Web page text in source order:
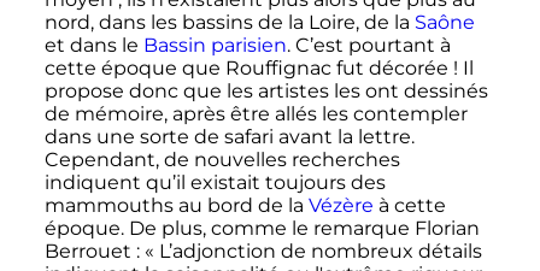
nord, dans les bassins de la Loire, de la Saône
et dans le Bassin parisien. C’est pourtant à
cette époque que Rouffignac fut décorée ! Il
propose donc que les artistes les ont dessinés
de mémoire, après être allés les contempler
dans une sorte de safari avant la lettre.
Cependant, de nouvelles recherches
indiquent qu’il existait toujours des
mammouths au bord de la Vézère à cette
époque. De plus, comme le remarque Florian
Berrouet : « L’adjonction de nombreux détails